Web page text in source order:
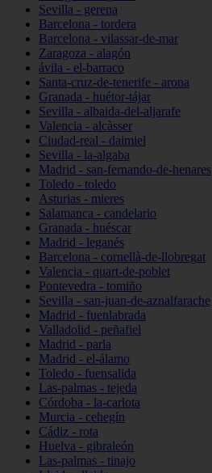
Sevilla - gerena
Barcelona - tordera
Barcelona - vilassar-de-mar
Zaragoza - alagón
ávila - el-barraco
Santa-cruz-de-tenerife - arona
Granada - huétor-tájar
Sevilla - albaida-del-aljarafe
Valencia - alcàsser
Ciudad-real - daimiel
Sevilla - la-algaba
Madrid - san-fernando-de-henares
Toledo - toledo
Asturias - mieres
Salamanca - candelario
Granada - huéscar
Madrid - leganés
Barcelona - cornellà-de-llobregat
Valencia - quart-de-poblet
Pontevedra - tomiño
Sevilla - san-juan-de-aznalfarache
Madrid - fuenlabrada
Valladolid - peñafiel
Madrid - parla
Madrid - el-álamo
Toledo - fuensalida
Las-palmas - tejeda
Córdoba - la-carlota
Murcia - cehegín
Cádiz - rota
Huelva - gibraleón
Las-palmas - tinajo